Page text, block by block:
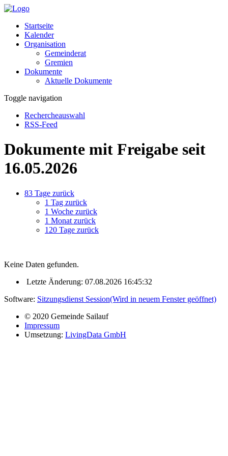
Startseite
Kalender
Organisation
Gemeinderat
Gremien
Dokumente
Aktuelle Dokumente
Toggle navigation
Rechercheauswahl
RSS-Feed
Dokumente mit Freigabe seit
16.05.2026
83 Tage zurück
1 Tag zurück
1 Woche zurück
1 Monat zurück
120 Tage zurück
Keine Daten gefunden.
Letzte Änderung: 07.08.2026 16:45:32
Software: Sitzungsdienst Session(Wird in neuem Fenster geöffnet)
© 2020 Gemeinde Sailauf
Impressum
Umsetzung: LivingData GmbH